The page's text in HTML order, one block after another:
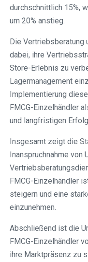
durchschnittlich 15%,
um 20% anstieg.
Die Vertriebsberatung
dabei, ihre
Store-Erlebnis zu
Lagermanagement
Implementierung
FMCG-Einzelhändler
und langfristigen
Insgesamt zeigt die
Inanspruchnahme von
FMCG-Einzelhändler
steigern und eine
einzunehmen.
Abschließend ist die
FMCG-Einzelhändler
ihre Marktpräsenz zu